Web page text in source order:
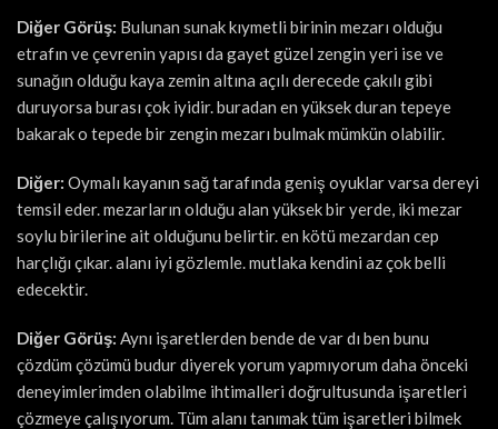
Diğer Görüş: Bulunan sunak kıymetli birinin mezarı olduğu
etrafın ve çevrenin yapısı da gayet güzel zengin yeri ise ve
sunağın olduğu kaya zemin altına açılı derecede çakılı gibi
duruyorsa burası çok iyidir. buradan en yüksek duran tepeye
bakarak o tepede bir zengin mezarı bulmak mümkün olabilir.
Diğer: Oymalı kayanın sağ tarafında geniş oyuklar varsa dereyi
temsil eder. mezarların olduğu alan yüksek bir yerde, iki mezar
soylu birilerine ait olduğunu belirtir. en kötü mezardan cep
harçlığı çıkar. alanı iyi gözlemle. mutlaka kendini az çok belli
edecektir.
Diğer Görüş: Aynı işaretlerden bende de var dı ben bunu
çözdüm çözümü budur diyerek yorum yapmıyorum daha önceki
deneyimlerimden olabilme ihtimalleri doğrultusunda işaretleri
çözmeye çalışıyorum. Tüm alanı tanımak tüm işaretleri bilmek